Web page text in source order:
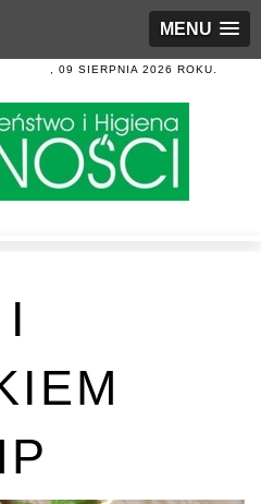
MENU
, 09 SIERPNIA 2026 ROKU.